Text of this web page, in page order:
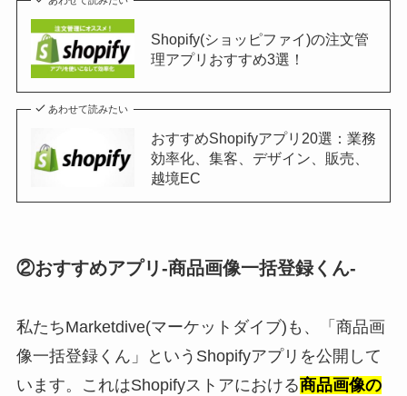
Shopify(ショッピファイ)の注文管
理アプリおすすめ3選！
あわせて読みたい
おすすめShopifyアプリ20選：業務
効率化、集客、デザイン、販売、
越境EC
②おすすめアプリ-商品画像一括登録くん-
私たちMarketdive(マーケットダイブ)も、「商品画
像一括登録くん」というShopifyアプリを公開して
います。これはShopifyストアにおける商品画像の